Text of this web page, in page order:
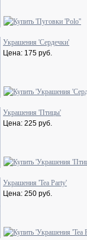
Украшения 'Сердечки'
Цена: 175 руб.
Украшения 'Птицы'
Цена: 225 руб.
Украшения 'Tea Party'
Цена: 250 руб.